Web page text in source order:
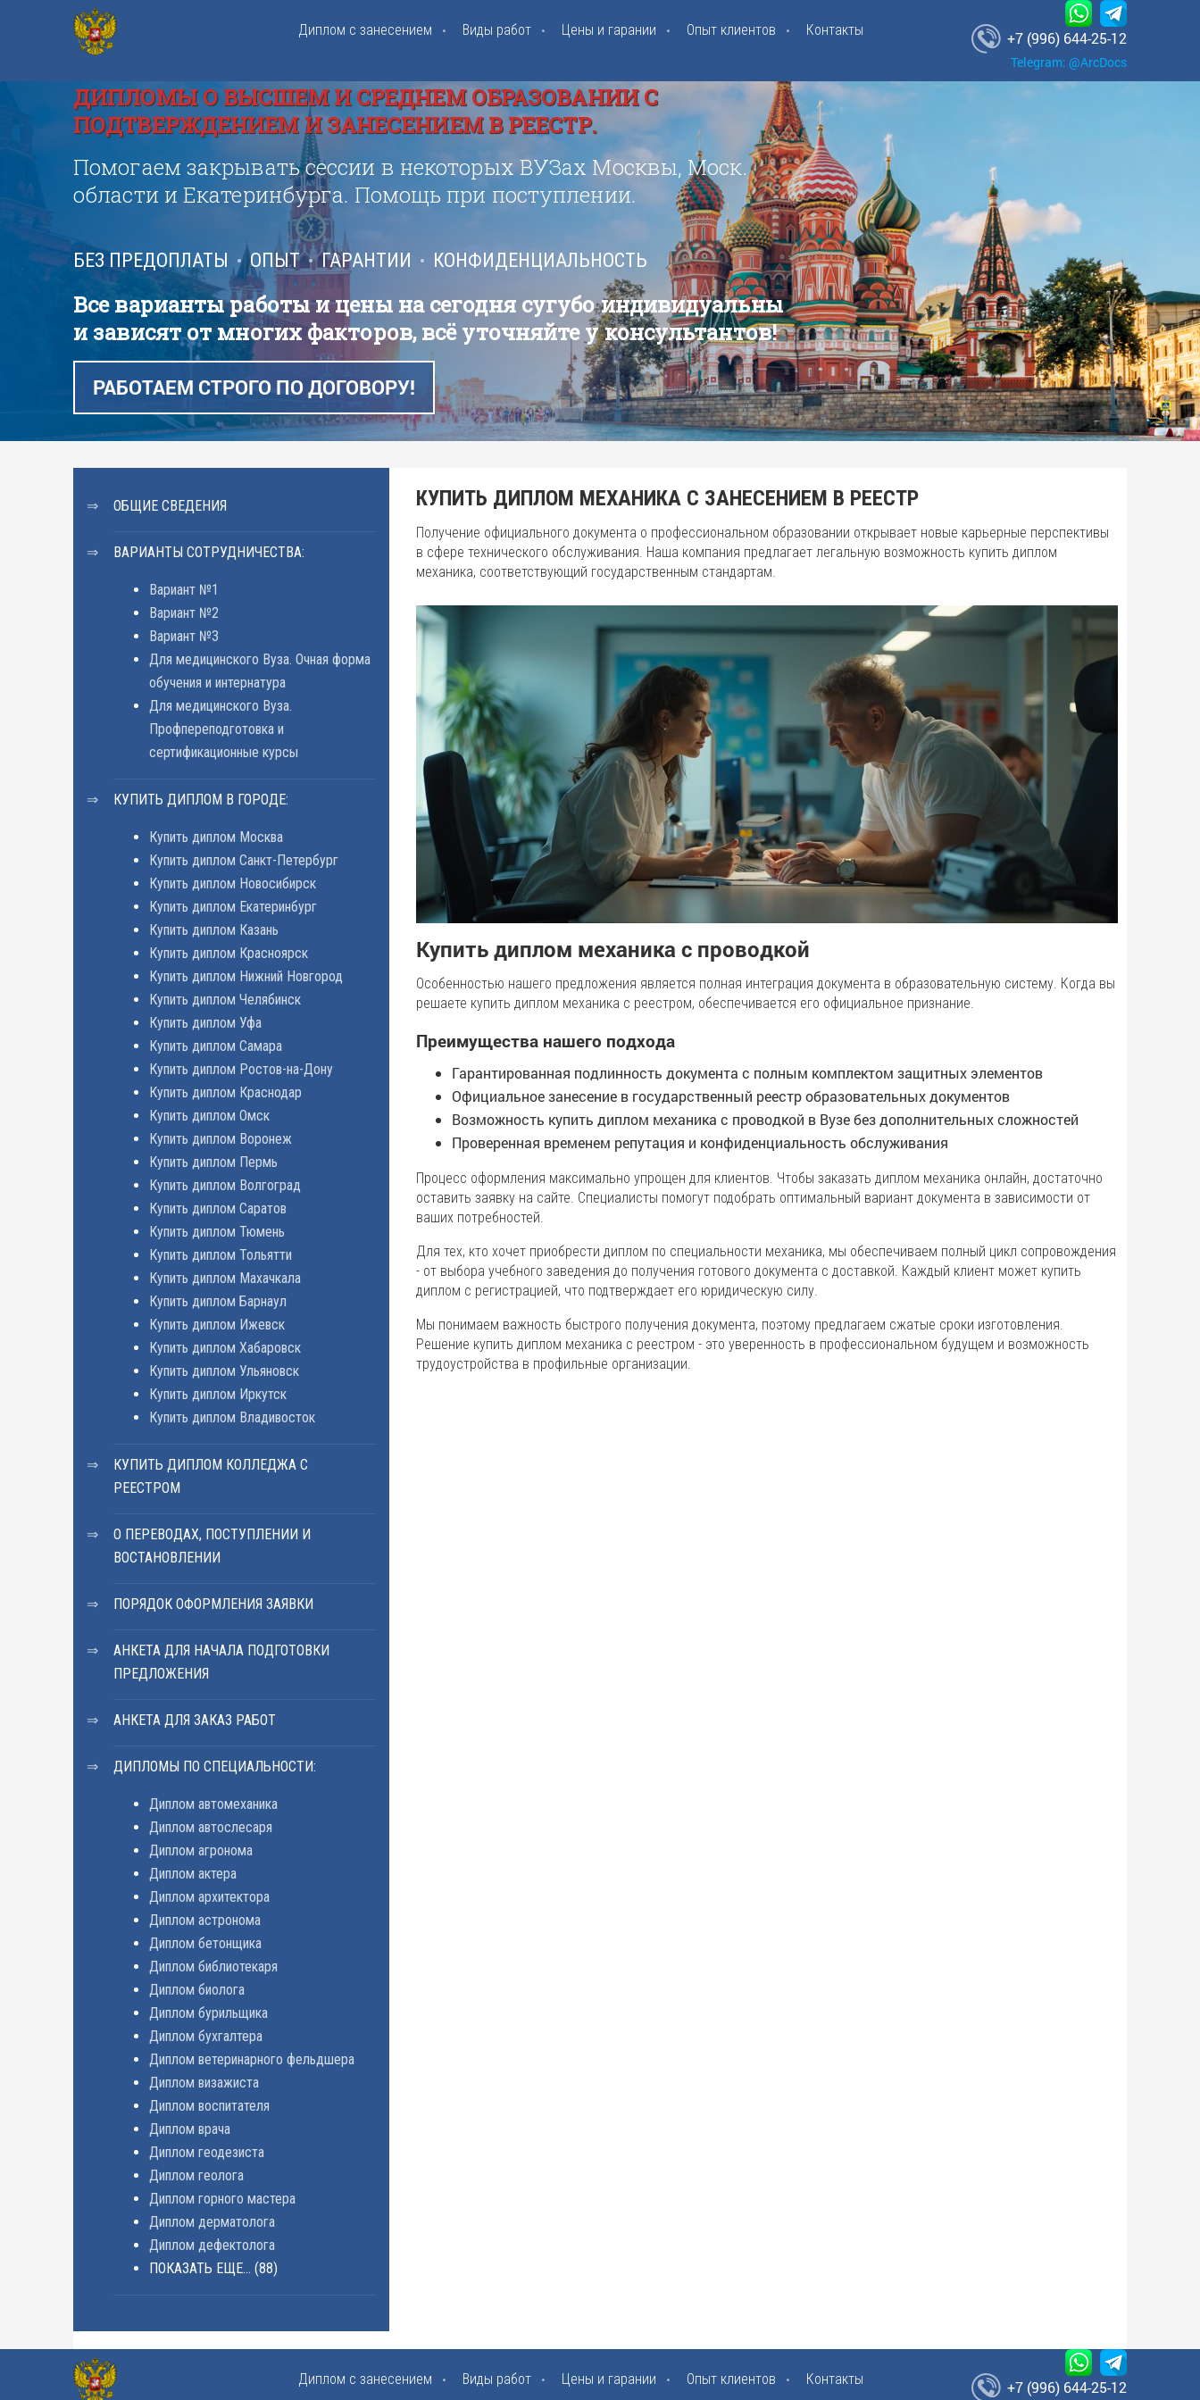
Диплом с занесением Виды работ Цены и гарании Опыт клиентов Контакты +7 (996) 644-25-12
Telegram: @ArcDocs
ДИПЛОМЫ О ВЫСШЕМ И СРЕДНЕМ ОБРАЗОВАНИИ С
ПОДТВЕРЖДЕНИЕМ И ЗАНЕСЕНИЕМ В РЕЕСТР.
Помогаем закрывать сессии в некоторых ВУЗах Москвы, Моск.
области и Екатеринбурга. Помощь при поступлении.
БЕЗ ПРЕДОПЛАТЫ ОПЫТ ГАРАНТИИ КОНФИДЕНЦИАЛЬНОСТЬ
Все варианты работы и цены на сегодня сугубо индивидуальны
и зависят от многих факторов, всё уточняйте у консультантов!
РАБОТАЕМ СТРОГО ПО ДОГОВОРУ!
ОБЩИЕ СВЕДЕНИЯ
ВАРИАНТЫ СОТРУДНИЧЕСТВА:
Вариант №1
Вариант №2
Вариант №3
Для медицинского Вуза. Очная форма
обучения и интернатура
Для медицинского Вуза.
Профпереподготовка и
сертификационные курсы
КУПИТЬ ДИПЛОМ В ГОРОДЕ:
Купить диплом Москва
Купить диплом Санкт-Петербург
Купить диплом Новосибирск
Купить диплом Екатеринбург
Купить диплом Казань
Купить диплом Красноярск
Купить диплом Нижний Новгород
Купить диплом Челябинск
Купить диплом Уфа
Купить диплом Самара
Купить диплом Ростов-на-Дону
Купить диплом Краснодар
Купить диплом Омск
Купить диплом Воронеж
Купить диплом Пермь
Купить диплом Волгоград
Купить диплом Саратов
Купить диплом Тюмень
Купить диплом Тольятти
Купить диплом Махачкала
Купить диплом Барнаул
Купить диплом Ижевск
Купить диплом Хабаровск
Купить диплом Ульяновск
Купить диплом Иркутск
Купить диплом Владивосток
КУПИТЬ ДИПЛОМ КОЛЛЕДЖА С
РЕЕСТРОМ
О ПЕРЕВОДАХ, ПОСТУПЛЕНИИ И
ВОСТАНОВЛЕНИИ
ПОРЯДОК ОФОРМЛЕНИЯ ЗАЯВКИ
АНКЕТА ДЛЯ НАЧАЛА ПОДГОТОВКИ
ПРЕДЛОЖЕНИЯ
АНКЕТА ДЛЯ ЗАКАЗ РАБОТ
ДИПЛОМЫ ПО СПЕЦИАЛЬНОСТИ:
Диплом автомеханика
Диплом автослесаря
Диплом агронома
Диплом актера
Диплом архитектора
Диплом астронома
Диплом бетонщика
Диплом библиотекаря
Диплом биолога
Диплом бурильщика
Диплом бухгалтера
Диплом ветеринарного фельдшера
Диплом визажиста
Диплом воспитателя
Диплом врача
Диплом геодезиста
Диплом геолога
Диплом горного мастера
Диплом дерматолога
Диплом дефектолога
ПОКАЗАТЬ ЕЩЕ... (88)
КУПИТЬ ДИПЛОМ МЕХАНИКА С ЗАНЕСЕНИЕМ В РЕЕСТР
Получение официального документа о профессиональном образовании открывает новые карьерные перспективы
в сфере технического обслуживания. Наша компания предлагает легальную возможность купить диплом
механика, соответствующий государственным стандартам.
Купить диплом механика с проводкой
Особенностью нашего предложения является полная интеграция документа в образовательную систему. Когда вы
решаете купить диплом механика с реестром, обеспечивается его официальное признание.
Преимущества нашего подхода
Гарантированная подлинность документа с полным комплектом защитных элементов
Официальное занесение в государственный реестр образовательных документов
Возможность купить диплом механика с проводкой в Вузе без дополнительных сложностей
Проверенная временем репутация и конфиденциальность обслуживания
Процесс оформления максимально упрощен для клиентов. Чтобы заказать диплом механика онлайн, достаточно
оставить заявку на сайте. Специалисты помогут подобрать оптимальный вариант документа в зависимости от
ваших потребностей.
Для тех, кто хочет приобрести диплом по специальности механика, мы обеспечиваем полный цикл сопровождения
- от выбора учебного заведения до получения готового документа с доставкой. Каждый клиент может купить
диплом с регистрацией, что подтверждает его юридическую силу.
Мы понимаем важность быстрого получения документа, поэтому предлагаем сжатые сроки изготовления.
Решение купить диплом механика с реестром - это уверенность в профессиональном будущем и возможность
трудоустройства в профильные организации.
Диплом с занесением Виды работ Цены и гарании Опыт клиентов Контакты +7 (996) 644-25-12